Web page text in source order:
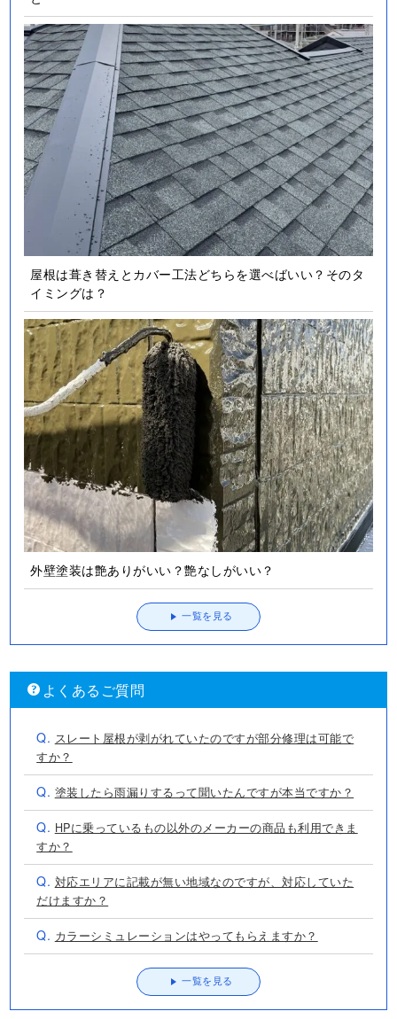
屋根は葺き替えとカバー工法どちらを選べばいい？そのタ
イミングは？
外壁塗装は艶ありがいい？艶なしがいい？
一覧を見る
よくあるご質問
Q. スレート屋根が剥がれていたのですが部分修理は可能で
すか？
Q. 塗装したら雨漏りするって聞いたんですが本当ですか？
Q. HPに乗っているもの以外のメーカーの商品も利用できま
すか？
Q. 対応エリアに記載が無い地域なのですが、対応していた
だけますか？
Q. カラーシミュレーションはやってもらえますか？
一覧を見る